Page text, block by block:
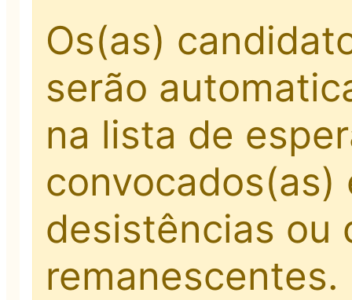
Os(as)
serão
na lista de
convocados(as)
desistências ou
remanescentes.